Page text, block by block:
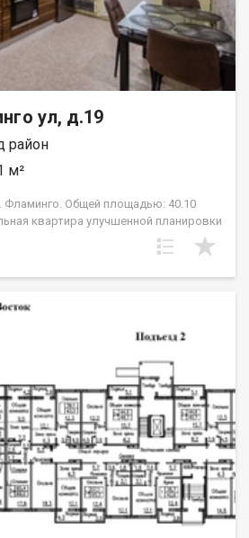
ул, д.19
район
м²
Фламинго. Общей площадью: 40.10
квартира улучшенной планировки
в микрорайоне Фламинго. Эта
для тех, кто ценит комфорт и
вы сможете готовить вкусные блюда
для релаксации после
квартира делает это место
расположены все необходимые
школы, детские сады, магазины
облагорожена - газоны,
несколько детских
находятся:2 школы,3 детских
спортивных учреждения.
недвижимость. Возможна продажа
пожалуйста, сообщите номер